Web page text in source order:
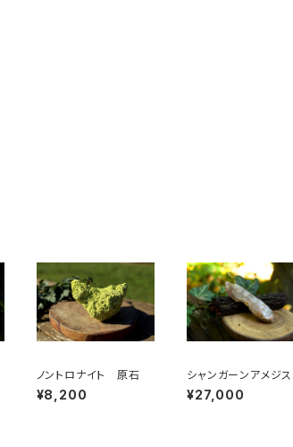
ノントロナイト 原石
¥8,200
シャンガーンアメジス
ト セプター ヘマタイ
ト、スモーキーインクル
¥27,000